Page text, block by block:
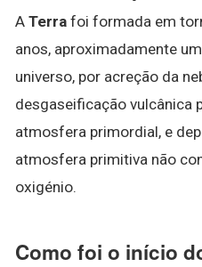
A Terra foi formada em
anos, aproximadamente
universo, por acreção da
desgaseificação vulcânica
atmosfera primordial, e
atmosfera primitiva não
oxigénio.
Como foi o início